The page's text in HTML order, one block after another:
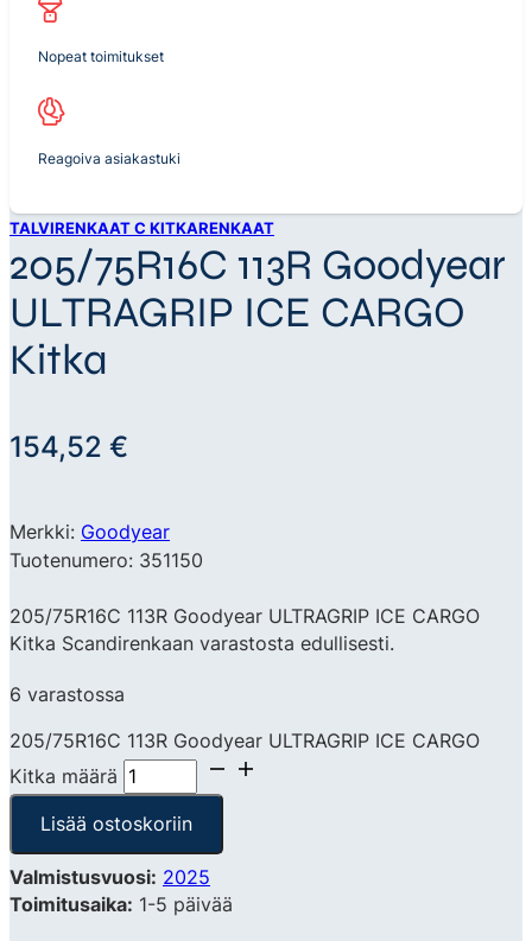
Nopeat toimitukset
Reagoiva asiakastuki
TALVIRENKAAT C KITKARENKAAT
205/75R16C 113R Goodyear
ULTRAGRIP ICE CARGO
Kitka
154,52 €
Merkki: Goodyear
Tuotenumero: 351150
205/75R16C 113R Goodyear ULTRAGRIP ICE CARGO
Kitka Scandirenkaan varastosta edullisesti.
6 varastossa
205/75R16C 113R Goodyear ULTRAGRIP ICE CARGO
Kitka määrä
Lisää ostoskoriin
Valmistusvuosi: 2025
Toimitusaika: 1-5 päivää